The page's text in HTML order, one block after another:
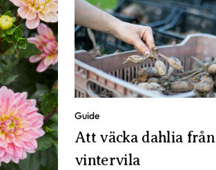
Doftar, Höstfärg
Guide
Att väcka dahlia från
vintervila